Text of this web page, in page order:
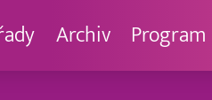
Archiv Program